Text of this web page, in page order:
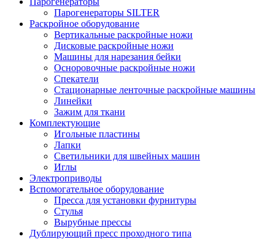
Парогенераторы SILTER
Раскройное оборудование
Вертикальные раскройные ножи
Дисковые раскройные ножи
Машины для нарезания бейки
Осноровочные раскройные ножи
Спекатели
Стационарные ленточные раскройные машины
Линейки
Зажим для ткани
Комплектующие
Игольные пластины
Лапки
Светильники для швейных машин
Иглы
Электроприводы
Вспомогательное оборудование
Пресса для установки фурнитуры
Стулья
Вырубные прессы
Дублирующий пресс проходного типа